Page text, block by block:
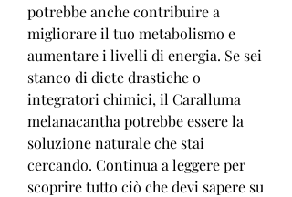
potrebbe anche contribuire a
migliorare il tuo metabolismo e
aumentare i livelli di energia. Se sei
stanco di diete drastiche o
integratori chimici, il Caralluma
melanacantha potrebbe essere la
soluzione naturale che stai
cercando. Continua a leggere per
scoprire tutto ciò che devi sapere su